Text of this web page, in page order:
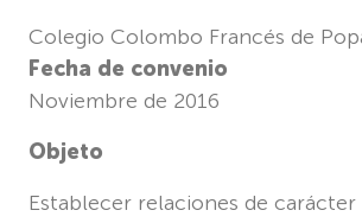
Colegio Colombo Francés de
Fecha de convenio
Noviembre de 2016
Objeto
Establecer relaciones de carácter